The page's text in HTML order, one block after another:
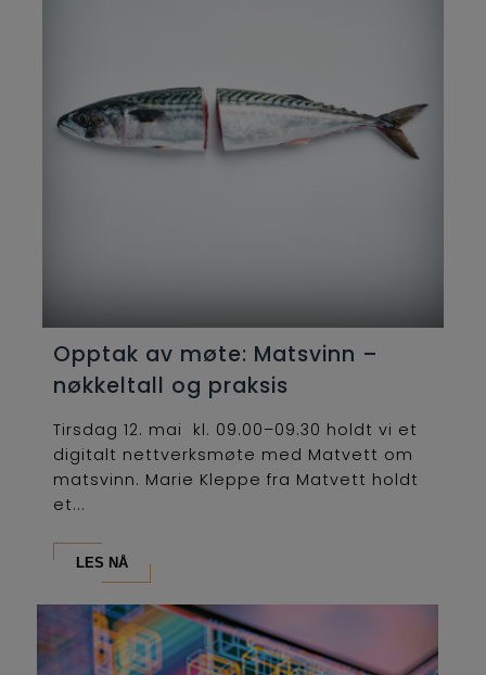
Opptak av møte: Matsvinn –
nøkkeltall og praksis
Tirsdag 12. mai kl. 09.00–09.30 holdt vi et
digitalt nettverksmøte med Matvett om
matsvinn. Marie Kleppe fra Matvett holdt
et...
LES NÅ